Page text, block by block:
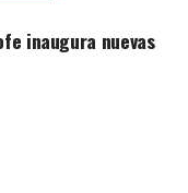
inaugura nuevas